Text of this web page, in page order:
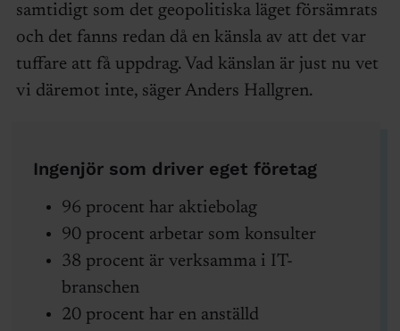
samtidigt som det geopolitiska läget försämrats
och det fanns redan då en känsla av att det var
tuffare att få uppdrag. Vad känslan är just nu vet
vi däremot inte, säger Anders Hallgren.
Ingenjör som driver eget företag
96 procent har aktiebolag
90 procent arbetar som konsulter
38 procent är verksamma i IT-
branschen
20 procent har en anställd